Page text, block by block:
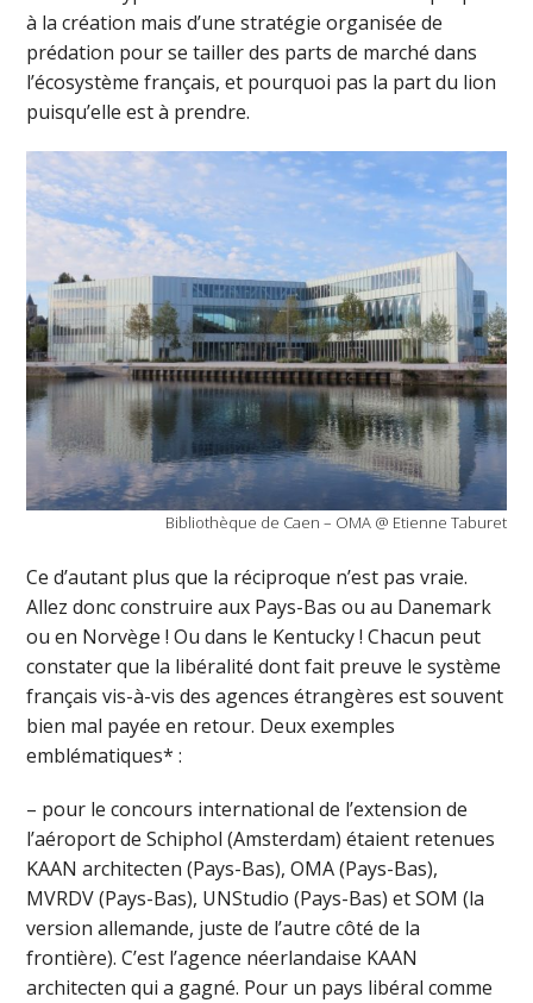
à la création mais d’une stratégie organisée de
prédation pour se tailler des parts de marché dans
l’écosystème français, et pourquoi pas la part du lion
puisqu’elle est à prendre.
Bibliothèque de Caen – OMA @ Etienne Taburet
Ce d’autant plus que la réciproque n’est pas vraie.
Allez donc construire aux Pays-Bas ou au Danemark
ou en Norvège ! Ou dans le Kentucky ! Chacun peut
constater que la libéralité dont fait preuve le système
français vis-à-vis des agences étrangères est souvent
bien mal payée en retour. Deux exemples
emblématiques* :
– pour le concours international de l’extension de
l’aéroport de Schiphol (Amsterdam) étaient retenues
KAAN architecten (Pays-Bas), OMA (Pays-Bas),
MVRDV (Pays-Bas), UNStudio (Pays-Bas) et SOM (la
version allemande, juste de l’autre côté de la
frontière). C’est l’agence néerlandaise KAAN
architecten qui a gagné. Pour un pays libéral comme